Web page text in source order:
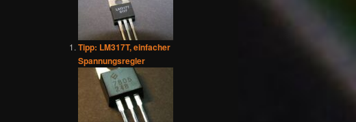
Tipp: LM317T, einfacher
Spannungsregler